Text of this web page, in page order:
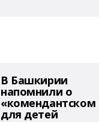
В Башкирии
напомнили о
«комендантском
для детей